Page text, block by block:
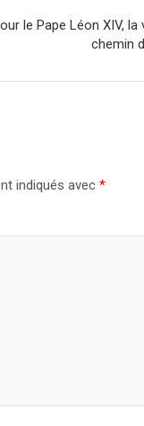
le Pape Léon XIV,
chemin
indiqués avec *